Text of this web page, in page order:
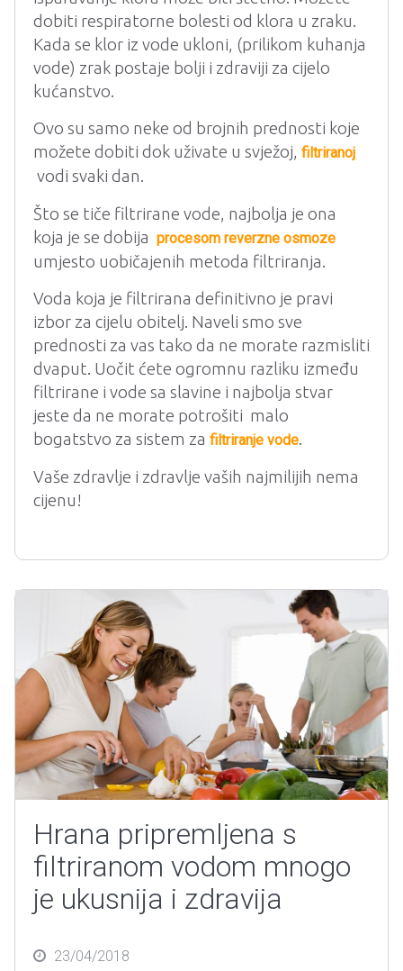
dobiti respiratorne bolesti od klora u zraku.
Kada se klor iz vode ukloni, (prilikom kuhanja
vode) zrak postaje bolji i zdraviji za cijelo
kućanstvo.
Ovo su samo neke od brojnih prednosti koje
možete dobiti dok uživate u svježoj, filtriranoj
vodi svaki dan.
Što se tiče filtrirane vode, najbolja je ona
koja je se dobija procesom reverzne osmoze
umjesto uobičajenih metoda filtriranja.
Voda koja je filtrirana definitivno je pravi
izbor za cijelu obitelj. Naveli smo sve
prednosti za vas tako da ne morate razmisliti
dvaput. Uočit ćete ogromnu razliku između
filtrirane i vode sa slavine i najbolja stvar
jeste da ne morate potrošiti malo
bogatstvo za sistem za filtriranje vode.
Vaše zdravlje i zdravlje vaših najmilijih nema
cijenu!
Hrana pripremljena s
filtriranom vodom mnogo
je ukusnija i zdravija
Posted23/04/2018